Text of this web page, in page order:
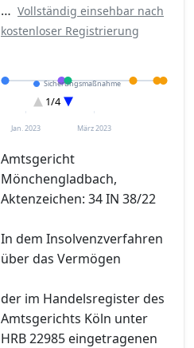
… Vollständig einsehbar nach
kostenloser Registrierung
Sicherungsmaßnahme
Eröffnung
Sonstiges
1/4
Jan. 2023 März 2023
Amtsgericht
Mönchengladbach,
Aktenzeichen: 34 IN 38/22
In dem Insolvenzverfahren
über das Vermögen
der im Handelsregister des
Amtsgerichts Köln unter
HRB 22985 eingetragenen